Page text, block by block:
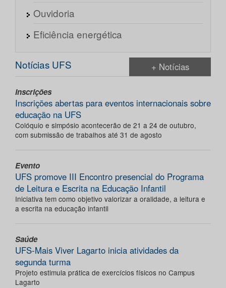
Ouvidoria
Eficiência energética
Notícias UFS + Notícias
Inscrições
Inscrições abertas para eventos internacionais sobre
educação na UFS
Colóquio e simpósio acontecerão de 21 a 24 de outubro,
com submissão de trabalhos até 31 de agosto
Evento
UFS promove III Encontro presencial do Programa
de Leitura e Escrita na Educação Infantil
Iniciativa tem como objetivo valorizar a oralidade, a leitura e
a escrita na educação infantil
Saúde
UFS-Mais Viver Lagarto inicia atividades da
segunda turma
Projeto estimula prática de exercícios físicos no Campus
Lagarto